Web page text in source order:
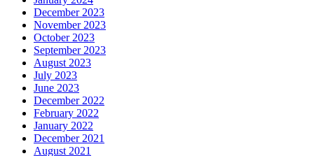
December 2023
November 2023
October 2023
September 2023
August 2023
July 2023
June 2023
December 2022
February 2022
January 2022
December 2021
August 2021